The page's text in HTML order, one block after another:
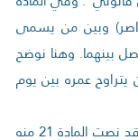
وبين من يسمى
بينهما. وهنا نوضح
عمره بين يوم
اما قانون العمل الصادر في 23 ايلول 1946، فقد نصت المادة 21 منه